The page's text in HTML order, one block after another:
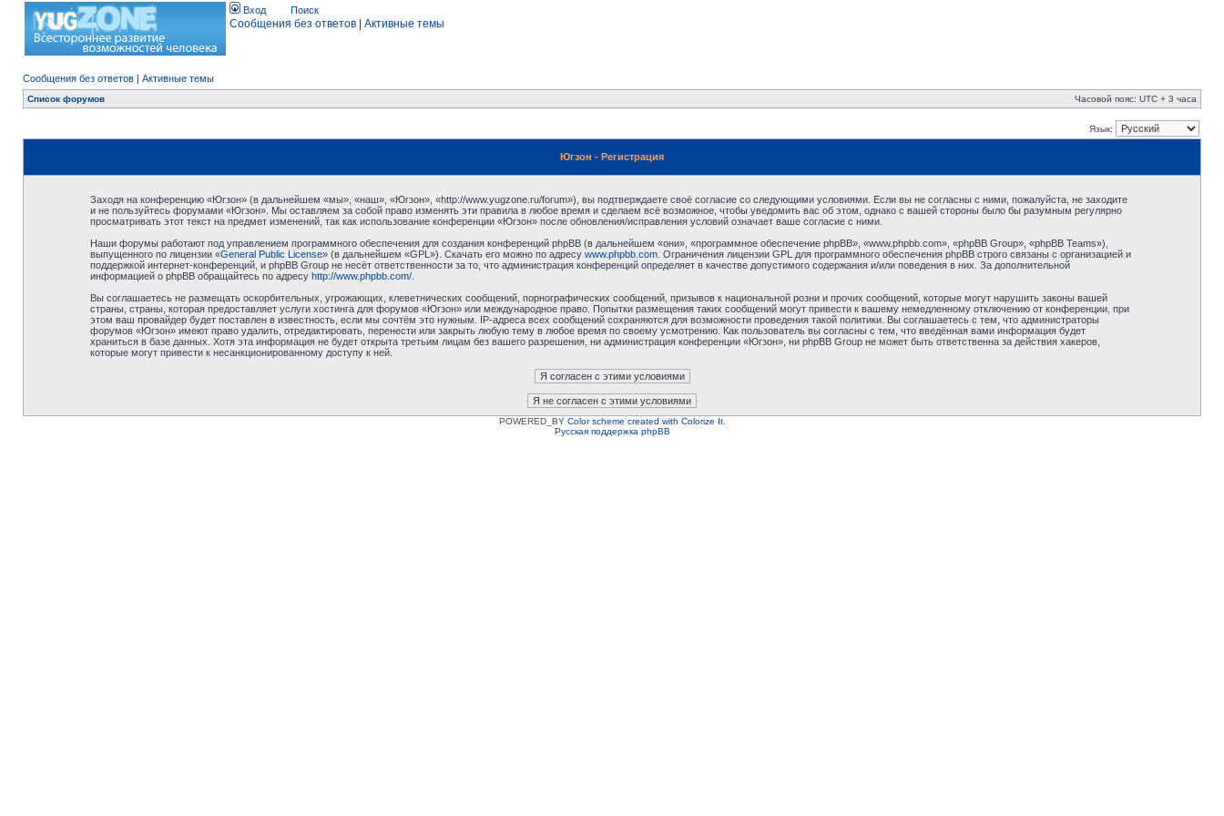
Вход Поиск
Сообщения без ответов Активные темы
Сообщения без ответов | Активные темы
Список форумов Часовой пояс: UTC + 3 часа
Язык:
Югзон - Регистрация
Заходя на конференцию «Югзон» (в дальнейшем «мы», «наш», «Югзон», «http://www.yugzone.ru/forum»), вы подтверждаете своё согласие со следующими условиями. Если вы не согласны с ними, пожалуйста, не заходите
и не пользуйтесь форумами «Югзон». Мы оставляем за собой право изменять эти правила в любое время и сделаем всё возможное, чтобы уведомить вас об этом, однако с вашей стороны было бы разумным регулярно
просматривать этот текст на предмет изменений, так как использование конференции «Югзон» после обновления/исправления условий означает ваше согласие с ними.
Наши форумы работают под управлением программного обеспечения для создания конференций phpBB (в дальнейшем «они», «программное обеспечение phpBB», «www.phpbb.com», «phpBB Group», «phpBB Teams»),
выпущенного по лицензии «General Public License» (в дальнейшем «GPL»). Скачать его можно по адресу www.phpbb.com. Ограничения лицензии GPL для программного обеспечения phpBB строго связаны с организацией и
поддержкой интернет-конференций, и phpBB Group не несёт ответственности за то, что администрация конференций определяет в качестве допустимого содержания и/или поведения в них. За дополнительной
информацией о phpBB обращайтесь по адресу http://www.phpbb.com/.
Вы соглашаетесь не размещать оскорбительных, угрожающих, клеветнических сообщений, порнографических сообщений, призывов к национальной розни и прочих сообщений, которые могут нарушить законы вашей
страны, страны, которая предоставляет услуги хостинга для форумов «Югзон» или международное право. Попытки размещения таких сообщений могут привести к вашему немедленному отключению от конференции, при
этом ваш провайдер будет поставлен в известность, если мы сочтём это нужным. IP-адреса всех сообщений сохраняются для возможности проведения такой политики. Вы соглашаетесь с тем, что администраторы
форумов «Югзон» имеют право удалить, отредактировать, перенести или закрыть любую тему в любое время по своему усмотрению. Как пользователь вы согласны с тем, что введённая вами информация будет
храниться в базе данных. Хотя эта информация не будет открыта третьим лицам без вашего разрешения, ни администрация конференции «Югзон», ни phpBB Group не может быть ответственна за действия хакеров,
которые могут привести к несанкционированному доступу к ней.
POWERED_BY Color scheme created with Colorize It.
Русская поддержка phpBB